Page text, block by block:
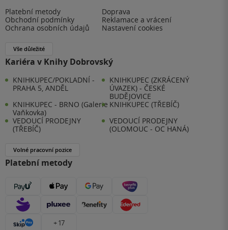
Platební metody
Doprava
Obchodní podmínky
Reklamace a vrácení
Ochrana osobních údajů
Nastavení cookies
Vše důležité
Kariéra v Knihy Dobrovský
KNIHKUPEC/POKLADNÍ -
PRAHA 5, ANDĚL
KNIHKUPEC (ZKRÁCENÝ
ÚVAZEK) - ČESKÉ
BUDĚJOVICE
KNIHKUPEC - BRNO (Galerie
Vaňkovka)
KNIHKUPEC (TŘEBÍČ)
VEDOUCÍ PRODEJNY
(TŘEBÍČ)
VEDOUCÍ PRODEJNY
(OLOMOUC - OC HANÁ)
Volné pracovní pozice
Platební metody
+ 17